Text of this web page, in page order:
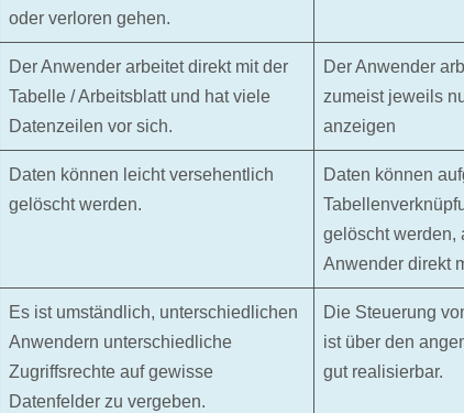
oder verloren gehen.
Der Anwender arbeitet direkt mit der
Tabelle / Arbeitsblatt und hat viele
Datenzeilen vor sich.
Der Anwender
zumeist jeweils
anzeigen
Daten können leicht versehentlich
gelöscht werden.
Daten können
gelöscht werden,
Anwender direkt
Es ist umständlich, unterschiedlichen
Anwendern unterschiedliche
Zugriffsrechte auf gewisse
Datenfelder zu vergeben.
Die Steuerung
ist über den
gut realisierbar.